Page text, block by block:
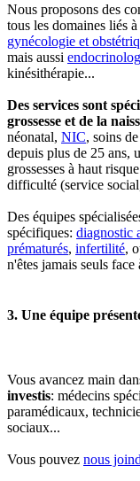
Nous proposons des
tous les domaines liés
gynécologie et
mais aussi
kinésithérapie...
Des services sont
grossesse et de la
néonatal, NIC, soins
depuis plus de 25 ans,
grossesses à haut
difficulté (service
Des équipes
spécifiques: diagnostic
prématurés, infertilité,
n'êtes jamais seuls face
3. Une équipe
Vous avancez main
investis: médecins
paramédicaux,
sociaux...
Vous pouvez nous